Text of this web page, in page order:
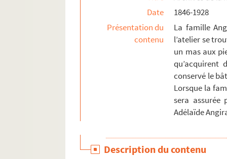
Date
1846-1928
Présentation du
contenu
La famille
l’atelier se
un mas aux
qu’acquirent
conservé le
Lorsque la
sera assurée
Adélaïde
Description du contenu